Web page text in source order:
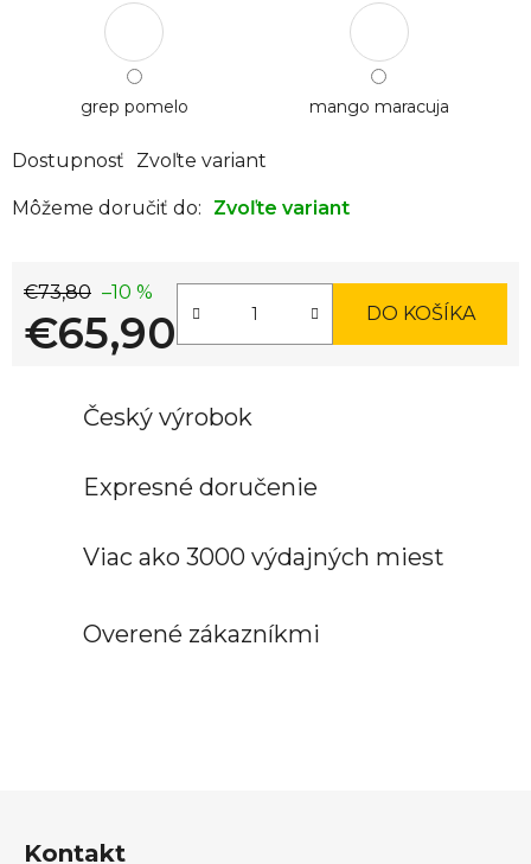
grep pomelo mango maracuja
Dostupnosť Zvoľte variant
Môžeme doručiť do: Zvoľte variant
€73,80 –10 %
€65,90 DO KOŠÍKA
Český výrobok
Expresné doručenie
Viac ako 3000 výdajných miest
Overené zákazníkmi
Kontakt